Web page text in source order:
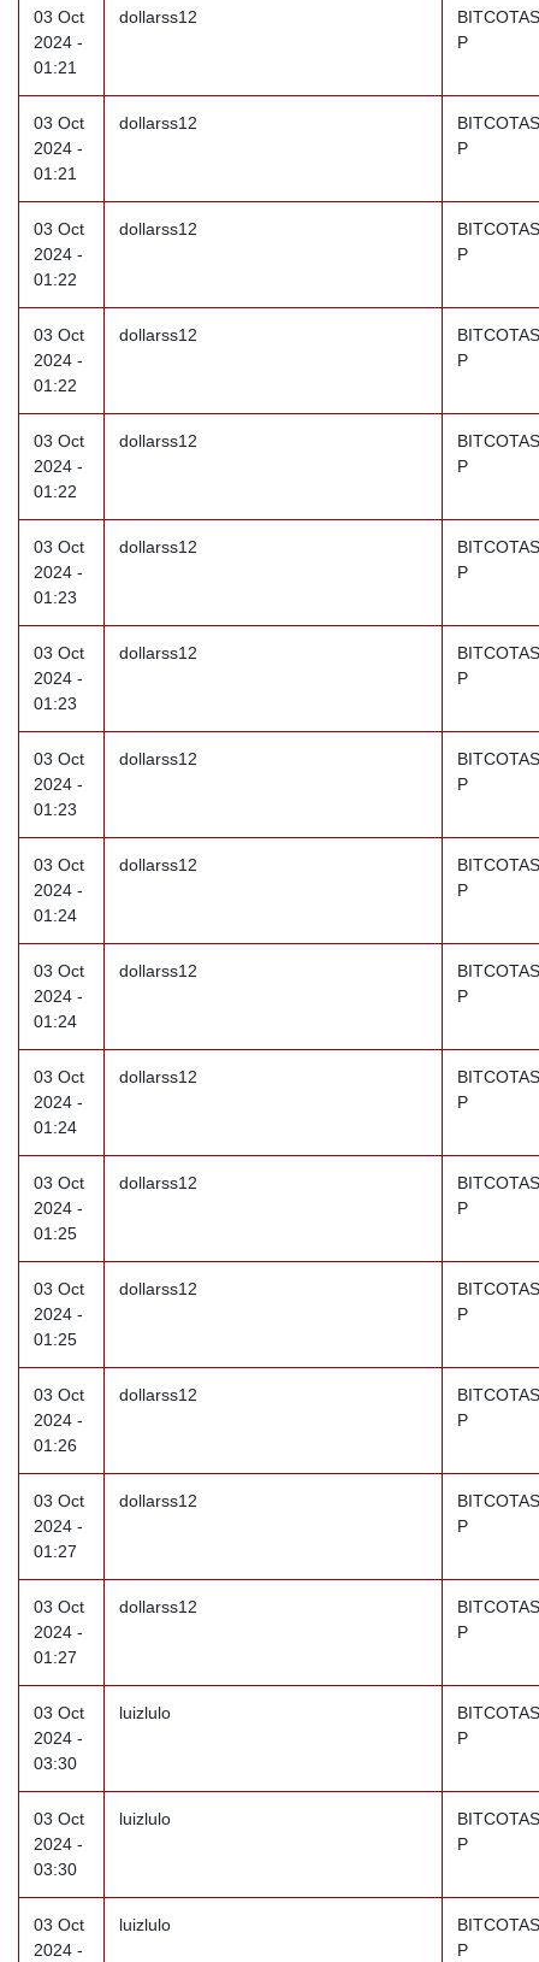
03 Oct
2024 -
01:21
dollarss12
P
03 Oct
2024 -
01:21
dollarss12
P
03 Oct
2024 -
01:22
dollarss12
P
03 Oct
2024 -
01:22
dollarss12
P
03 Oct
2024 -
01:22
dollarss12
P
03 Oct
2024 -
01:23
dollarss12
P
03 Oct
2024 -
01:23
dollarss12
P
03 Oct
2024 -
01:23
dollarss12
P
03 Oct
2024 -
01:24
dollarss12
P
03 Oct
2024 -
01:24
dollarss12
P
03 Oct
2024 -
01:24
dollarss12
P
03 Oct
2024 -
01:25
dollarss12
P
03 Oct
2024 -
01:25
dollarss12
P
03 Oct
2024 -
01:26
dollarss12
P
03 Oct
2024 -
01:27
dollarss12
P
03 Oct
2024 -
01:27
dollarss12
P
03 Oct
2024 -
03:30
luizlulo
P
03 Oct
2024 -
03:30
luizlulo
P
03 Oct
2024 -
luizlulo
P